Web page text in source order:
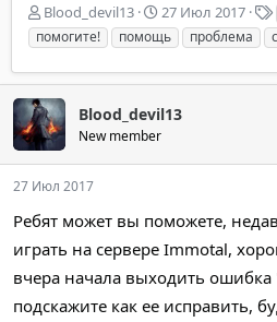
А
в
т
о
р
т
е
м
ы
Blood_devil13
Д
а
т
а
н
а
ч
л
27 Июл 2017
помогите!
помощь проблема
Blood_devil13
New member
27 Июл 2017
Ребят может вы поможете,
играть на сервере Immotal,
вчера начала выходить ошибка
подскажите как ее исправить,